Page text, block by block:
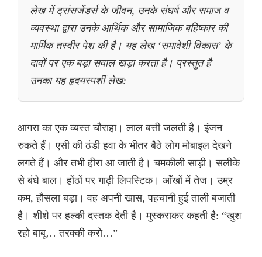
लेख में ट्रांसजेंडर्स के जीवन, उनके संघर्ष और समाज व
व्यवस्था द्वारा उनके आर्थिक और सामाजिक बहिष्कार की
मार्मिक तस्वीर पेश की है। यह लेख ‘समावेशी विकास’ के
दावों पर एक बड़ा सवाल खड़ा करता है। प्रस्तुत है
उनका यह हृदयस्पर्शी लेख:
आगरा का एक व्यस्त चौराहा। लाल बत्ती जलती है। इंजन
रुकते हैं। एसी की ठंडी हवा के भीतर बैठे लोग मोबाइल देखने
लगते हैं। और तभी हीरा आ जाती है। चमकीली साड़ी। सलीके
से बंधे बाल। होंठों पर गाढ़ी लिपस्टिक। आँखों में तेज। उम्र
कम, हौसला बड़ा। वह अपनी खास, पहचानी हुई ताली बजाती
है। शीशे पर हल्की दस्तक देती है। मुस्कराकर कहती है: “खुश
रहो बाबू… तरक्की करो…”